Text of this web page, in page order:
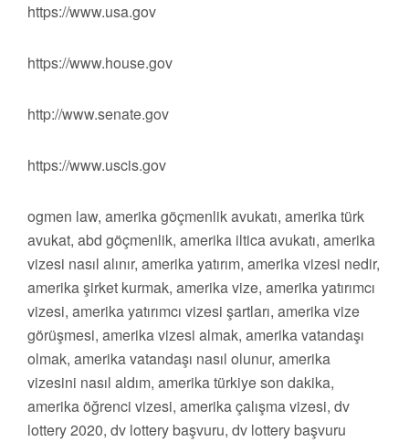
https://www.usa.gov
https://www.house.gov
http://www.senate.gov
https://www.uscis.gov
ogmen law, amerika göçmenlik avukatı, amerika türk
avukat, abd göçmenlik, amerika iltica avukatı, amerika
vizesi nasıl alınır, amerika yatırım, amerika vizesi nedir,
amerika şirket kurmak, amerika vize, amerika yatırımcı
vizesi, amerika yatırımcı vizesi şartları, amerika vize
görüşmesi, amerika vizesi almak, amerika vatandaşı
olmak, amerika vatandaşı nasıl olunur, amerika
vizesini nasıl aldım, amerika türkiye son dakika,
amerika öğrenci vizesi, amerika çalışma vizesi, dv
lottery 2020, dv lottery başvuru, dv lottery başvuru